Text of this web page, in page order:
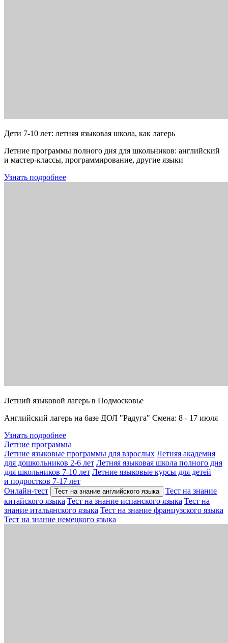
Дети 7-10 лет: летняя языковая школа, как лагерь
Летние программы полного дня для школьников: английский
и мастер-классы, программирование, другие языки
Узнать подробнее
Летний языковой лагерь в Подмосковье
Английский лагерь на базе ДОЛ "Радуга" Смена: 8 - 17 июля
Узнать подробнее
Летние программы
Летние языковые программы для взрослых Летняя академия
для дошкольников 2-6 лет Летняя языковая школа полного дня
для школьников 7-10 лет Летние языковые курсы для детей
и подростков 7-17 лет
Онлайн-тест
Тест на знание английского языка
Тест на знание
китайского языка Тест на знание испанского языка Тест на
знание итальянского языка Тест на знание французского языка
Тест на знание немецкого языка